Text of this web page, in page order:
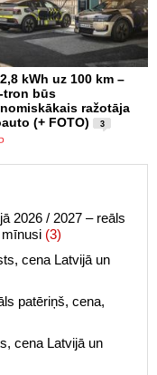
kWh uz 100 km –
tron būs
ražotāja
(+ FOTO)
3
2026 / 2027 – reāls
(3)
cena Latvijā un
patēriņš, cena,
cena Latvijā un